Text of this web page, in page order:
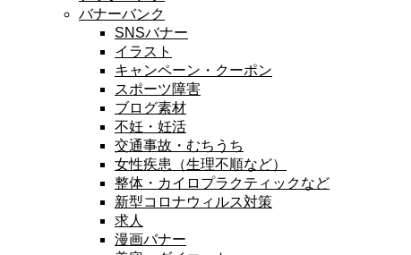
バナーバンク
SNSバナー
イラスト
キャンペーン・クーポン
スポーツ障害
ブログ素材
不妊・妊活
交通事故・むちうち
女性疾患（生理不順など）
整体・カイロプラクティックなど
新型コロナウィルス対策
求人
漫画バナー